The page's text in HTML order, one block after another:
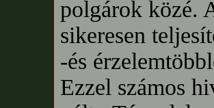
polgárok közé.
sikeresen
-és
Ezzel számos